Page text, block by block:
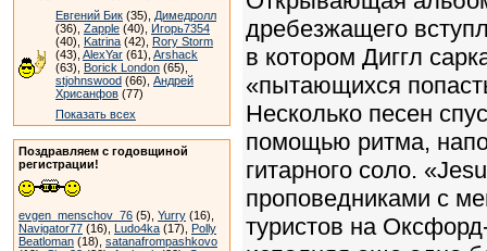
Евгений Бик (35), Димедролл
(36), Zapple (40), Игорь7354
(40), Katrina (42), Rory Storm
(43), AlexYar (61), Arshack
(63), Borick London (65),
stjohnswood (66), Андрей
Хрисанфов (77)
Показать всех
Поздравляем с годовщиной
регистрации!
evgen_menschov_76 (5), Yurry (16),
Navigator77 (16), Ludo4ka (17), Polly
Beatloman (18), satanafrompashkovo
дребезжащего
в котором Диггл
«пытающихся
Несколько песен
помощью ритма,
гитарного соло.
проповедниками с
туристов на